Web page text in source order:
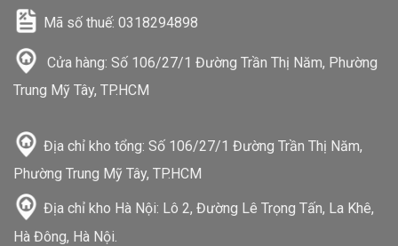
Mã số thuế: 0318294898
Cửa hàng: Số 106/27/1 Đường Trần Thị Năm, Phường
Trung Mỹ Tây, TP.HCM
Địa chỉ kho tổng: Số 106/27/1 Đường Trần Thị Năm,
Phường Trung Mỹ Tây, TP.HCM
Địa chỉ kho Hà Nội: Lô 2, Đường Lê Trọng Tấn, La Khê,
Hà Đông, Hà Nội.